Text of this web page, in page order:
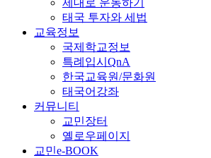
제대로 운동하기
태국 투자와 세법
교육정보
국제학교정보
특례입시QnA
한국교육원/문화원
태국어강좌
커뮤니티
교민장터
옐로우페이지
교민e-BOOK